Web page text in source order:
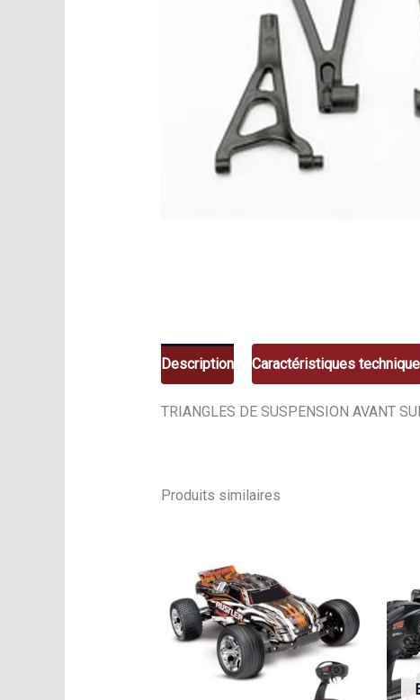
Description Caractéristiques
TRIANGLES DE SUSPENSION AVANT
Produits similaires